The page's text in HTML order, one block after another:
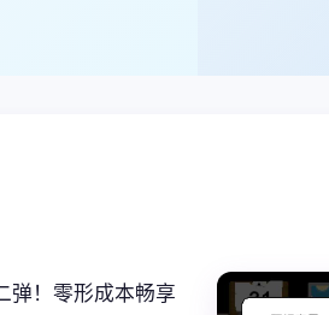
弹！零形成本畅享